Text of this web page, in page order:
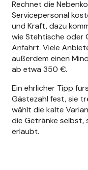
Rechnet die
Servicepersonal
und Kraft, dazu
wie Stehtische oder
Anfahrt. Viele
außerdem einen
ab etwa 350 €.
Ein ehrlicher Tipp
Gästezahl fest, sie
wählt die kalte
die Getränke selbst,
erlaubt.